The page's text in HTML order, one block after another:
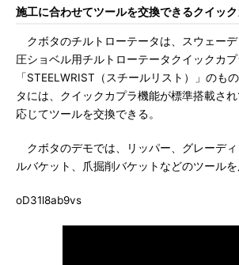
施工に合わせてツールを交換できるクイッ
クボタのチルトローテータは、スウェー
圧ショベル用チルトローテータクイックカ
「STEELWRIST（スチールリスト）」のも
タには、クイックカプラ機能が標準搭載さ
応じてツールを交換できる。
クボタのデモでは、リッパー、グレーデ
ルバケット、爪掘削バケットなどのツールを
oD31l8ab9vs